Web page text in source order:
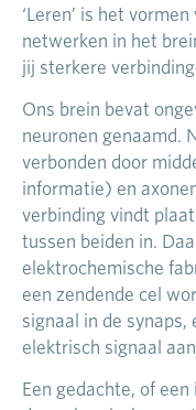
‘Leren’ is het
netwerken in het
jij sterkere
Ons brein bevat
neuronen genaamd.
verbonden door
informatie) en
verbinding vindt
tussen beiden in.
elektrochemische
een zendende cel
signaal in de synaps,
elektrisch signaal
Een gedachte, of een